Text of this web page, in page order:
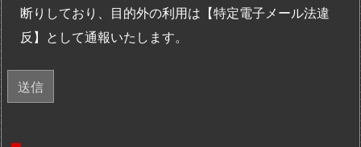
断りしており、目的外の利用は【特定電子メール法違
反】として通報いたします。